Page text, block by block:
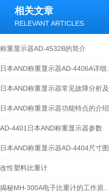
相关文章
RELEVANT ARTICLES
称重显示器AD-4532B的简介
日本AND称重显示器功能特点的介绍
AD-4401日本AND称重显示器参数
日本AND称重显示器AD-4404尺寸图
改性塑料比重计